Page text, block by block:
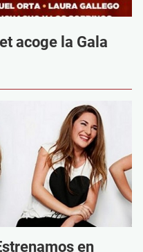
acoge la Gala
en